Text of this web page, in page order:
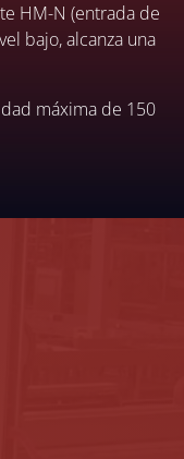
HM-N (entrada de
bajo, alcanza una
máxima de 150